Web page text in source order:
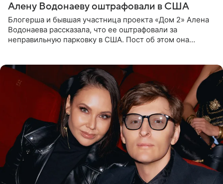
Алену Водонаеву оштрафовали в США
Блогерша и бывшая участница проекта «Дом 2» Алена
Водонаева рассказала, что ее оштрафовали за
неправильную парковку в США. Пост об этом она